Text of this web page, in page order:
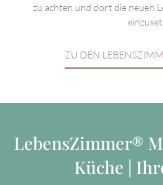
zu achten und dort die neuen
ZU DEN
LebensZimmer®
Küche |